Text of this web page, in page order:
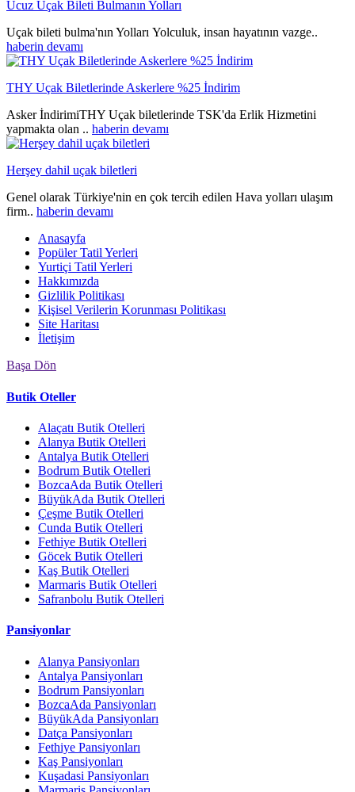
Ucuz Uçak Bileti Bulmanın Yolları
Uçak bileti bulma'nın Yolları Yolculuk, insan hayatının vazge..
haberin devamı
THY Uçak Biletlerinde Askerlere %25 İndirim
Asker İndirimiTHY Uçak biletlerinde TSK'da Erlik Hizmetini
yapmakta olan .. haberin devamı
Herşey dahil uçak biletleri
Genel olarak Türkiye'nin en çok tercih edilen Hava yolları ulaşım
firm.. haberin devamı
Anasayfa
Popüler Tatil Yerleri
Yurtiçi Tatil Yerleri
Hakkımızda
Gizlilik Politikası
Kişisel Verilerin Korunması Politikası
Site Haritası
İletişim
Başa Dön
Butik Oteller
Alaçatı Butik Otelleri
Alanya Butik Otelleri
Antalya Butik Otelleri
Bodrum Butik Otelleri
BozcaAda Butik Otelleri
BüyükAda Butik Otelleri
Çeşme Butik Otelleri
Cunda Butik Otelleri
Fethiye Butik Otelleri
Göcek Butik Otelleri
Kaş Butik Otelleri
Marmaris Butik Otelleri
Safranbolu Butik Otelleri
Pansiyonlar
Alanya Pansiyonları
Antalya Pansiyonları
Bodrum Pansiyonları
BozcaAda Pansiyonları
BüyükAda Pansiyonları
Datça Pansiyonları
Fethiye Pansiyonları
Kaş Pansiyonları
Kuşadasi Pansiyonları